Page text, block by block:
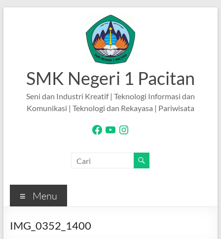
SMK Negeri 1 Pacitan
Seni dan Industri Kreatif | Teknologi Informasi dan
Komunikasi | Teknologi dan Rekayasa | Pariwisata
Facebook
YouTubeInstagram
Menu
IMG_0352_1400